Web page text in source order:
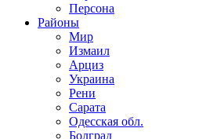
Персона
Районы
Мир
Измаил
Арциз
Украина
Рени
Сарата
Одесская обл.
Болград